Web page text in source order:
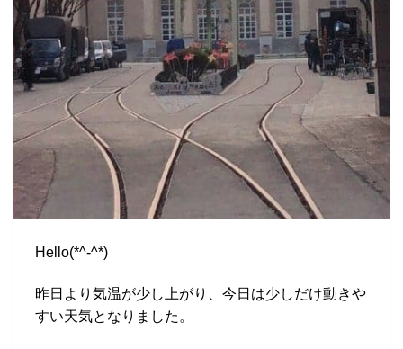
Hello(*^-^*)
昨日より気温が少し上がり、今日は少しだけ動きや
すい天気となりました。